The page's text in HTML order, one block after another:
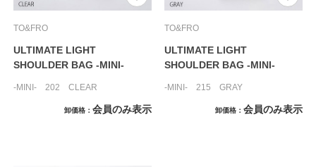
TO&FRO
ULTIMATE LIGHT
SHOULDER BAG -MINI-
-MINI- 202 CLEAR
卸価格 会員のみ表示
TO&FRO
ULTIMATE LIGHT
SHOULDER BAG -MINI-
-MINI- 215 GRAY
卸価格 会員のみ表示